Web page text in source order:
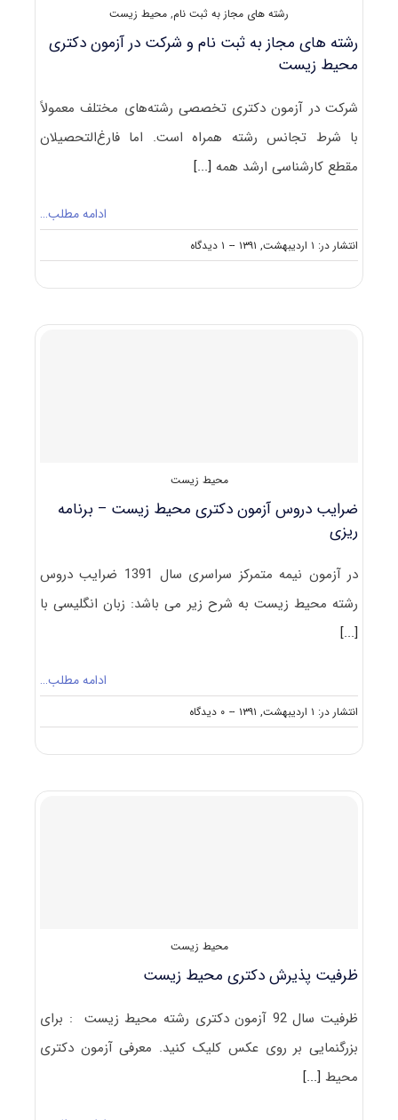
رشته های مجاز به ثبت نام, محیط زیست
رشته های مجاز به ثبت نام و شرکت در آزمون دکتری
محیط ‌زیست
شرکت در آزمون دکتری تخصصی رشته‌های مختلف معمولاً
با شرط تجانس رشته همراه است. اما فارغ‌التحصیلان
مقطع کارشناسی ارشد همه [...]
ادامه مطلب…
انتشار در: ۱ اردیبهشت, ۱۳۹۱ -- ۱ دیدگاه
on
رشته
ثبت
محیط زیست
ضرایب دروس آزمون دکتری محیط زیست – برنامه
ریزی
در آزمون نیمه متمرکز سراسری سال 1391 ضرایب دروس
رشته محیط زیست به شرح زیر می باشد: زبان انگلیسی با
[...]
ادامه مطلب…
انتشار در: ۱ اردیبهشت, ۱۳۹۱ -- ۰ دیدگاه
on
ضرایب
محیط
محیط زیست
ظرفیت پذیرش دکتری محیط زیست
ظرفیت سال 92 آزمون دکتری رشته محیط زیست : برای
بزرگنمایی بر روی عکس کلیک کنید. معرفی آزمون دکتری
محیط[...]